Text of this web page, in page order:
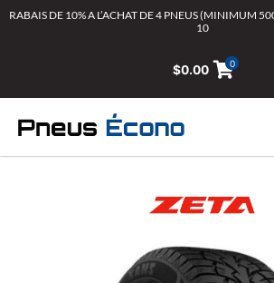
AllerRABAIS DE 10% A L’ACHAT DE 4 PNEUS (MINIMUM
10
$0.00 0